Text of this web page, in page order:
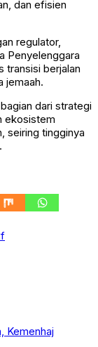
dan efisien
regulator,
Penyelenggara
transisi berjalan
jemaah.
dari strategi
ekosistem
seiring tingginya